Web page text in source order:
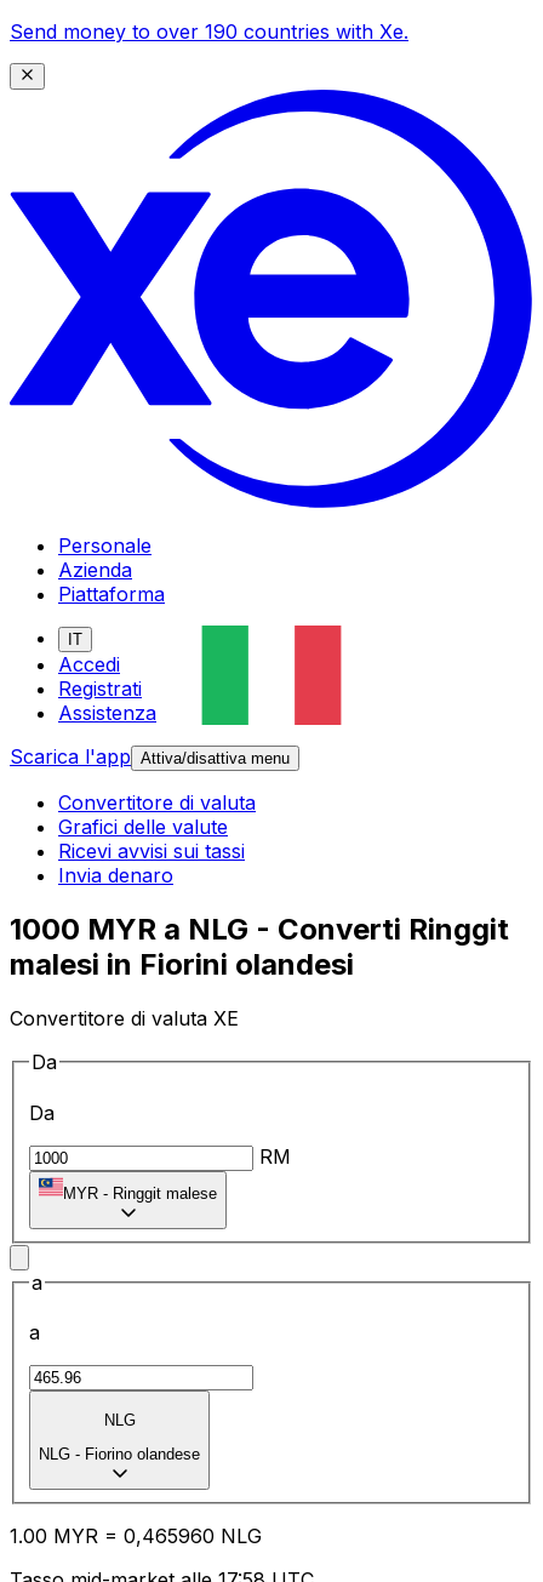
Send money to over 190 countries with Xe.
Personale
Azienda
Piattaforma
IT
Accedi
Registrati
Assistenza
Scarica l'app Attiva/disattiva menu
Convertitore di valuta
Grafici delle valute
Ricevi avvisi sui tassi
Invia denaro
1000 MYR a NLG - Converti Ringgit
malesi in Fiorini olandesi
Convertitore di valuta XE
Da
Da
RM
MYR - Ringgit malese
a
a
NLG
NLG - Fiorino olandese
1.00 MYR = 0,465960 NLG